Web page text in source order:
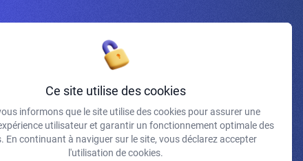
J'accepte de recevoir vos e-mails et confirme avoir pris
connaissance de votre politique de confidentialité et
mentions légales.
Ce site utilise des cookies
informons que le site utilise des cookies pour assurer une
utilisateur et garantir un fonctionnement optimale des
En continuant à naviguer sur le site, vous déclarez accepter
l'utilisation de cookies.